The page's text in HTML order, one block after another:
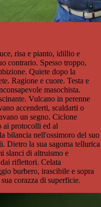
risa e pianto, idillio e
contrario. Spesso troppo,
Quiete dopo la
Ragione e cuore. Testa e
masochista.
Vulcano in perenne
accenderti, scaldarti o
un segno. Ciclone
ai protocolli ed al
bilancia nell'ossimoro del suo
Dietro la sua sagoma tellurica
slanci di altruismo e
riflettori. Celata
burbero, irascibile e sopra
corazza di superficie.